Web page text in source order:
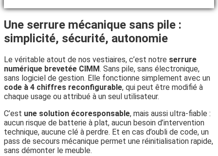
Une serrure mécanique sans pile :
simplicité, sécurité, autonomie
Le véritable atout de nos vestiaires, c’est notre serrure
numérique brevetée CIMM. Sans pile, sans électronique,
sans logiciel de gestion. Elle fonctionne simplement avec un
code à 4 chiffres reconfigurable, qui peut être modifié à
chaque usage ou attribué à un seul utilisateur.
C’est une solution écoresponsable, mais aussi ultra-fiable :
aucun risque de batterie à plat, aucun besoin d’intervention
technique, aucune clé à perdre. Et en cas d’oubli de code, un
pass de secours mécanique permet une réinitialisation rapide,
sans démonter le meuble.